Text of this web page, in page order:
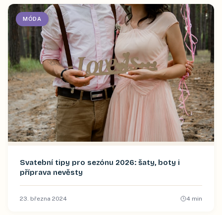
MÓDA
Svatební tipy pro sezónu 2026: šaty, boty i
příprava nevěsty
23. března 2024 4 min